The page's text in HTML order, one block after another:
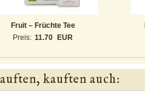
Fruit – Früchte Tee
Preis: 11.70 EUR
kauften auch: